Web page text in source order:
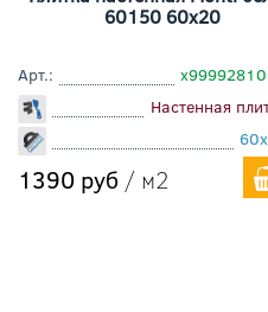
60150 60x20
Арт.:
Настенная
1390 руб / м2